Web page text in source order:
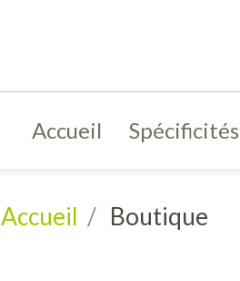
Accueil Spécificités
Accueil Boutique